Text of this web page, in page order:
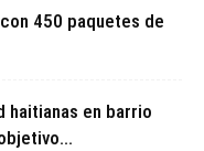
450 paquetes de
haitianas en barrio